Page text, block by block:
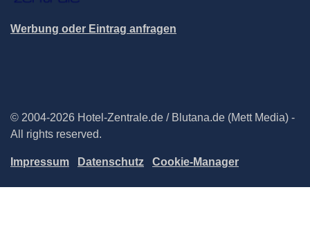
Werbung oder Eintrag anfragen
© 2004-2026 Hotel-Zentrale.de / Blutana.de (Mett Media) -
All rights reserved.
Impressum Datenschutz Cookie-Manager